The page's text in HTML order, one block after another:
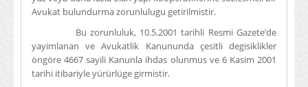
Avukat bulundurma zorunlulugu getirilmistir.
Bu zorunluluk, 10.5.2001 tarihli Resmi Gazete’de
yayimlanan ve Avukatlik Kanununda çesitli degisiklikler
öngöre 4667 sayili Kanunla ihdas olunmus ve 6 Kasim 2001
tarihi itibariyle yürürlüge girmistir.